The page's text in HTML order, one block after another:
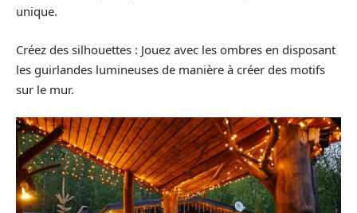
unique.
Créez des silhouettes : Jouez avec les ombres en disposant
les guirlandes lumineuses de manière à créer des motifs
sur le mur.